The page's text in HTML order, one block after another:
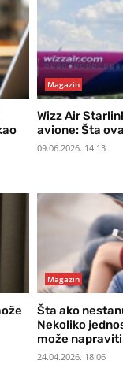
Magazin
Wizz Air
avione: Šta
09.06.2026. 14:13
Magazin
Šta ako
Nekoliko
može
24.04.2026. 18:06